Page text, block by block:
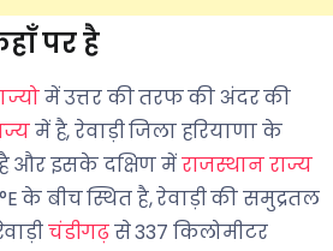
पर है
में उत्तर की तरफ की अंदर की
में है, रेवाड़ी जिला हरियाणा के
है और इसके दक्षिण मेंराजस्थान राज्य
के बीच स्थित है, रेवाड़ी की समुद्रतल
चंडीगढ़से 337 किलोमीटर